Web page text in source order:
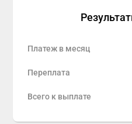
Платеж в месяц
Переплата
Всего к выплате